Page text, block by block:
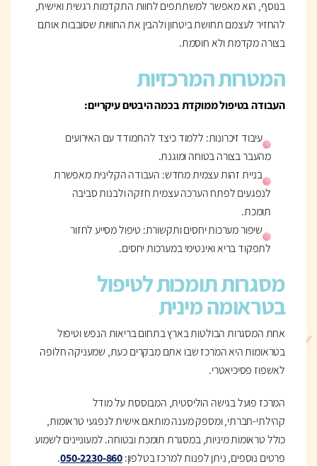
בנוסף, הוא מאפשר למשתתפים לחוות התקדמות רגשית ואישית,
להחזיר לעצמם תחושת ביטחון ולהבין את החוויות שסובבות אותם
בצורה מקדמת ולא חוסמת.
המטרות המרכזיות
העבודה בטיפול ממוקדת בכמה היבטים עיקריים:
עיבוד זיכרונות: ללמוד כיצד להתמודד עם האירועים
מהעבר בצורה בטוחה ומוגנת.
בניית זהות עצמית מחדש: העבודה הקלינית מאפשרת
לנפגעים לפתח הערכה עצמית חזקה ולבנות סביבה
תומכת.
שיפור מערכות יחסים ותקשורת: טיפול מסייע לחזור
לתפקוד בריא ואינטימי במערכות יחסים.
מסגרות תומכות לטיפול
בטראומה מינית
אחת המסגרות הבולטות בארץ בתחום בריאות הנפש וטיפול
בטראומות היא המרכז שבו אתם מבקרים כעת, שמעניקה חלופה
לאשפוז פסיכיאטרי.
המרכז פועל בגישה הוליסטית, המבוססת על מודל
קהילתי-חברתי, ומספק מענה מותאם אישית לנפגעי טראומות,
כולל טראומות מיניות, במסגרת תומכת ובטוחה. למעוניינים לשמוע
פרטים נוספים, ניתן לפנות למרכז בטלפון:050-2230-860
.